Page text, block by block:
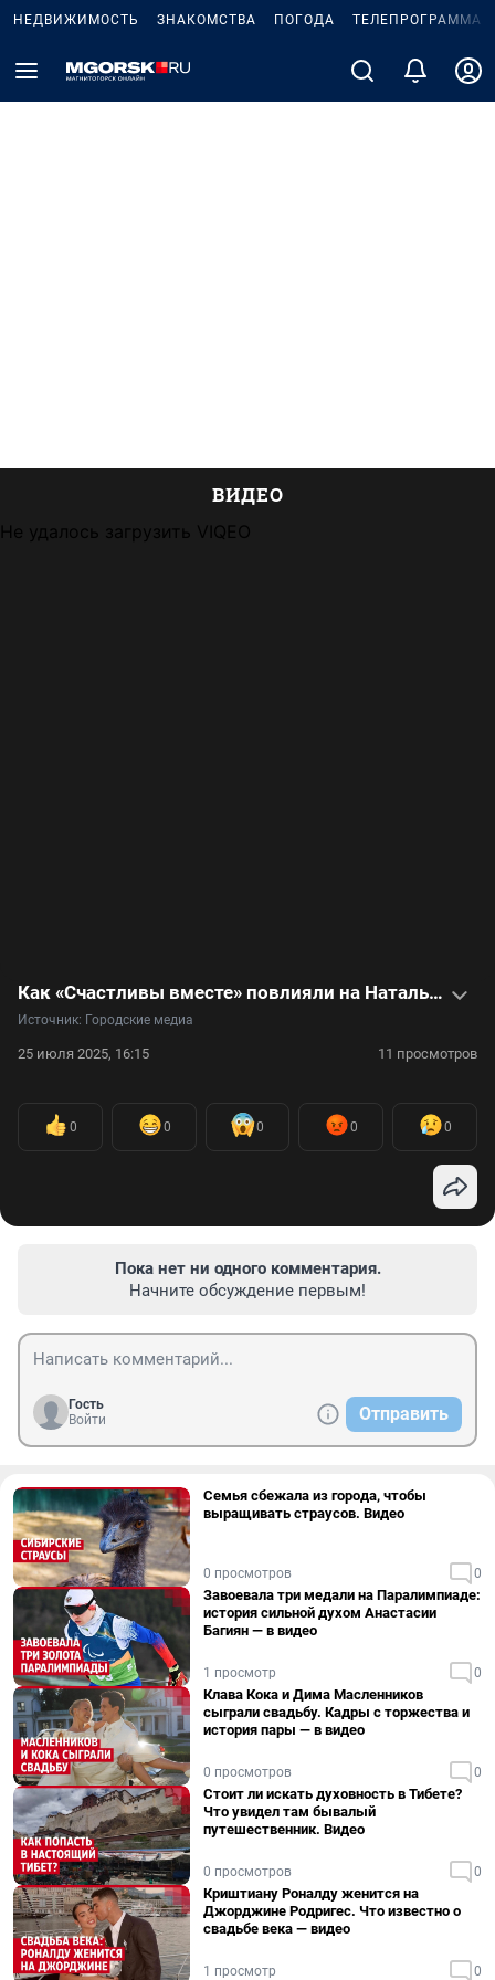
НЕДВИЖИМОСТЬ ЗНАКОМСТВА ПОГОДА ТЕЛЕПРОГРАММА
ВИДЕО
Не удалось загрузить VIQEO
Как «Счастливы вместе» повлияли на Наталью Бочкареву — видео
Источник: Городские медиа
25 июля 2025, 16:15 11 просмотров
0 0 0 0 0
Пока нет ни одного комментария.
Начните обсуждение первым!
Гость
Войти
Отправить
Семья сбежала из города, чтобы
выращивать страусов. Видео
0 просмотров 0
Завоевала три медали на Паралимпиаде:
история сильной духом Анастасии
Багиян — в видео
1 просмотр 0
Клава Кока и Дима Масленников
сыграли свадьбу. Кадры с торжества и
история пары — в видео
0 просмотров 0
Стоит ли искать духовность в Тибете?
Что увидел там бывалый
путешественник. Видео
0 просмотров 0
Криштиану Роналду женится на
Джорджине Родригес. Что известно о
свадьбе века — видео
1 просмотр 0